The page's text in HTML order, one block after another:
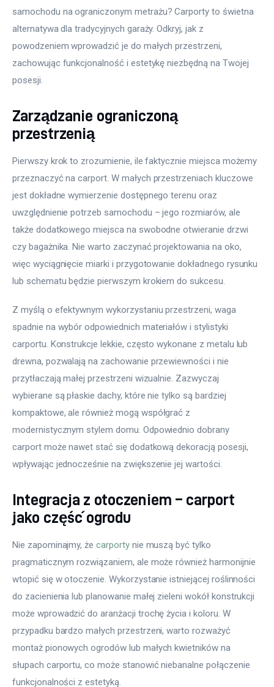
samochodu na ograniczonym metrażu? Carporty to świetna
alternatywa dla tradycyjnych garaży. Odkryj, jak z
powodzeniem wprowadzić je do małych przestrzeni,
zachowując funkcjonalność i estetykę niezbędną na Twojej
posesji.
Zarządzanie ograniczoną
przestrzenią
Pierwszy krok to zrozumienie, ile faktycznie miejsca możemy
przeznaczyć na carport. W małych przestrzeniach kluczowe
jest dokładne wymierzenie dostępnego terenu oraz
uwzględnienie potrzeb samochodu – jego rozmiarów, ale
także dodatkowego miejsca na swobodne otwieranie drzwi
czy bagażnika. Nie warto zaczynać projektowania na oko,
więc wyciągnięcie miarki i przygotowanie dokładnego rysunku
lub schematu będzie pierwszym krokiem do sukcesu.
Z myślą o efektywnym wykorzystaniu przestrzeni, waga
spadnie na wybór odpowiednich materiałów i stylistyki
carportu. Konstrukcje lekkie, często wykonane z metalu lub
drewna, pozwalają na zachowanie przewiewności i nie
przytłaczają małej przestrzeni wizualnie. Zazwyczaj
wybierane są płaskie dachy, które nie tylko są bardziej
kompaktowe, ale również mogą współgrać z
modernistycznym stylem domu. Odpowiednio dobrany
carport może nawet stać się dodatkową dekoracją posesji,
wpływając jednocześnie na zwiększenie jej wartości.
Integracja z otoczeniem – carport
jako część ogrodu
Nie zapominajmy, że carporty nie muszą być tylko
pragmaticznym rozwiązaniem, ale może również harmonijnie
wtopić się w otoczenie. Wykorzystanie istniejącej roślinności
do zacienienia lub planowanie małej zieleni wokół konstrukcji
może wprowadzić do aranżacji trochę życia i koloru. W
przypadku bardzo małych przestrzeni, warto rozważyć
montaż pionowych ogrodów lub małych kwietników na
słupach carportu, co może stanowić niebanalne połączenie
funkcjonalności z estetyką.